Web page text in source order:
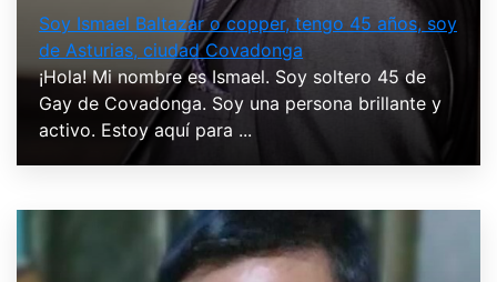
Soy Ismael Baltazar o copper, tengo 45 años, soy
de Asturias, ciudad Covadonga
¡Hola! Mi nombre es Ismael. Soy soltero 45 de
Gay de Covadonga. Soy una persona brillante y
activo. Estoy aquí para ...